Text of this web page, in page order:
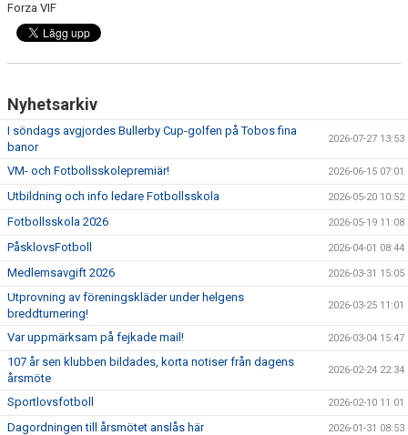
Forza VIF
Nyhetsarkiv
I söndags avgjordes Bullerby Cup-golfen på Tobos fina
banor
2026-07-27 13:53
VM- och Fotbollsskolepremiär! 2026-06-15 07:01
Utbildning och info ledare Fotbollsskola 2026-05-20 10:52
Fotbollsskola 2026 2026-05-19 11:08
PåsklovsFotboll 2026-04-01 08:44
Medlemsavgift 2026 2026-03-31 15:05
Utprovning av föreningskläder under helgens
breddturnering!
2026-03-25 11:01
Var uppmärksam på fejkade mail! 2026-03-04 15:47
107 år sen klubben bildades, korta notiser från dagens
årsmöte
2026-02-24 22:34
Sportlovsfotboll 2026-02-10 11:01
Dagordningen till årsmötet anslås här 2026-01-31 08:53